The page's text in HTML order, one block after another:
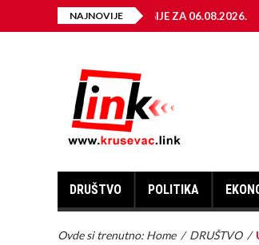
NAJNOVIJE
ELEKTRIČNE ENERGIJE ZA 06.08.2026.
DRUŠTVO POLITIKA
Ovde si trenutno: Home / DRUŠTVO /